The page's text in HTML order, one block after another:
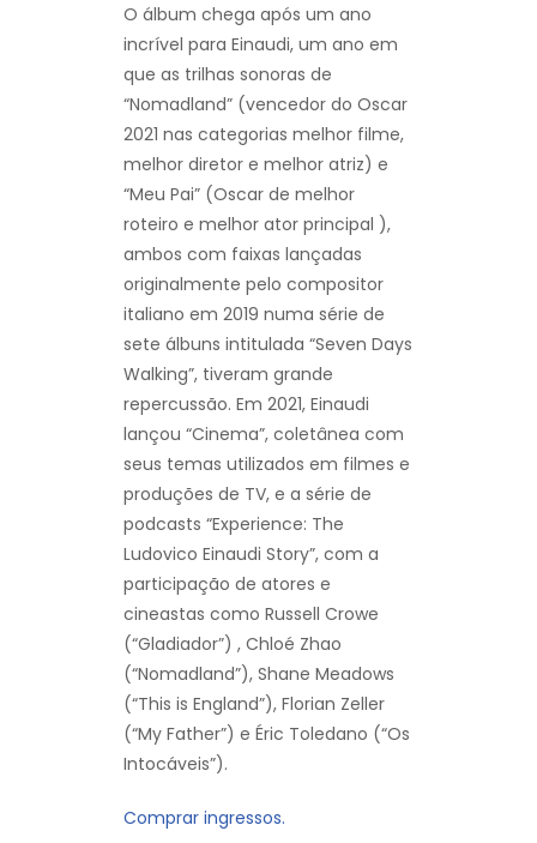
O álbum chega após um ano
incrível para Einaudi, um ano em
que as trilhas sonoras de
“Nomadland” (vencedor do Oscar
2021 nas categorias melhor filme,
melhor diretor e melhor atriz) e
“Meu Pai” (Oscar de melhor
roteiro e melhor ator principal ),
ambos com faixas lançadas
originalmente pelo compositor
italiano em 2019 numa série de
sete álbuns intitulada “Seven Days
Walking”, tiveram grande
repercussão. Em 2021, Einaudi
lançou “Cinema”, coletânea com
seus temas utilizados em filmes e
produções de TV, e a série de
podcasts “Experience: The
Ludovico Einaudi Story”, com a
participação de atores e
cineastas como Russell Crowe
(“Gladiador”) , Chloé Zhao
(“Nomadland”), Shane Meadows
(“This is England”), Florian Zeller
(“My Father”) e Éric Toledano (“Os
Intocáveis”).
Comprar ingressos.